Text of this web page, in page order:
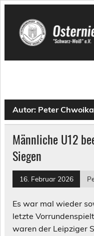
Skip
content
Autor: Peter Chwoika
Männliche U12
Siegen
16. Februar 2026
Es war mal wieder
letzte
waren der Leipziger